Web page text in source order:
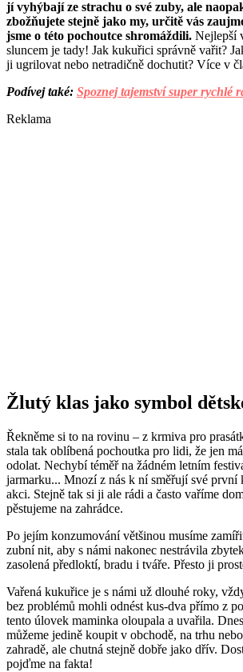
jí vyhýbají ze strachu o své zuby, ale
zbožňujete stejně jako my, určitě vás
jsme o této pochoutce shromáždili. Nejlepší
sluncem je tady! Jak kukuřici správně vařit?
ji ugrilovat nebo netradičně dochutit? Více v
Podívej také: Spoznej tajemství super rychlé
Reklama
Žlutý klas jako symbol
Řekněme si to na rovinu – z krmiva pro
stala tak oblíbená pochoutka pro lidi, že jen
odolat. Nechybí téměř na žádném letním
jarmarku... Mnozí z nás k ní směřují své první
akci. Stejně tak si ji ale rádi a často vaříme
pěstujeme na zahrádce.
Po jejím konzumování většinou musíme
zubní nit, aby s námi nakonec nestrávila
zasolená předloktí, bradu i tváře. Přesto ji
Vařená kukuřice je s námi už dlouhé roky,
bez problémů mohli odnést kus-dva přímo z
tento úlovek maminka oloupala a uvařila.
můžeme jedině koupit v obchodě, na trhu
zahradě, ale chutná stejně dobře jako dřív.
pojďme na fakta!